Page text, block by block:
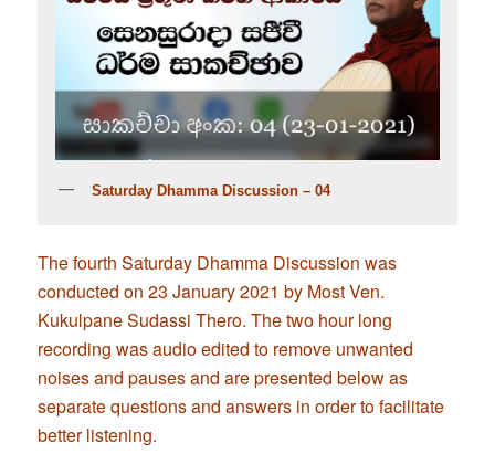
Saturday Dhamma Discussion – 04
The fourth Saturday Dhamma Discussion was
conducted on 23 January 2021 by Most Ven.
Kukulpane Sudassi Thero. The two hour long
recording was audio edited to remove unwanted
noises and pauses and are presented below as
separate questions and answers in order to facilitate
better listening.